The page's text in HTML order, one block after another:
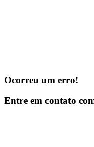
Ocorreu um erro!
Entre em contato